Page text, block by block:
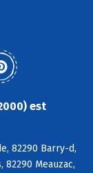
est
82290 Barry-d,
82290 Meauzac,